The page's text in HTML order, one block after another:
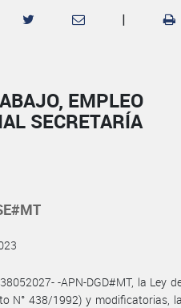
|
EMPLEO
SECRETARÍA
-APN-DGD#MT, la Ley
N° 438/1992) y modificatorias,